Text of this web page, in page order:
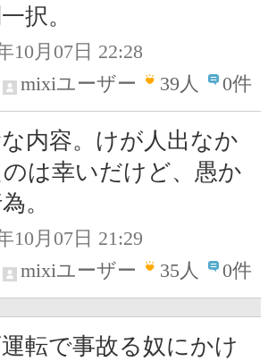
択。
10月07日 22:28
mixiユーザー
39人 0件
内容。けが人出なか
は幸いだけど、愚か
。
10月07日 21:29
mixiユーザー
35人 0件
転で事故る奴にかけ